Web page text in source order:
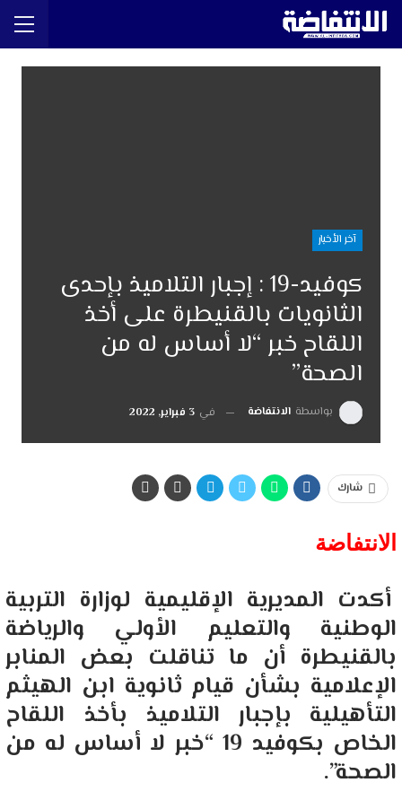
آخر الأخبار
كوفيد-19 : إجبار التلاميذ بإحدى
الثانويات بالقنيطرة على أخذ
اللقاح خبر “لا أساس له من
الصحة”
بواسطة الانتفاضة في 3 فبراير, 2022
شارك
الانتفاضة
أكدت المديرية الإقليمية لوزارة التربية
الوطنية والتعليم الأولي والرياضة
بالقنيطرة أن ما تناقلت بعض المنابر
الإعلامية بشأن قيام ثانوية ابن الهيثم
التأهيلية بإجبار التلاميذ بأخذ اللقاح
الخاص بكوفيد 19 “خبر لا أساس له من
الصحة”.